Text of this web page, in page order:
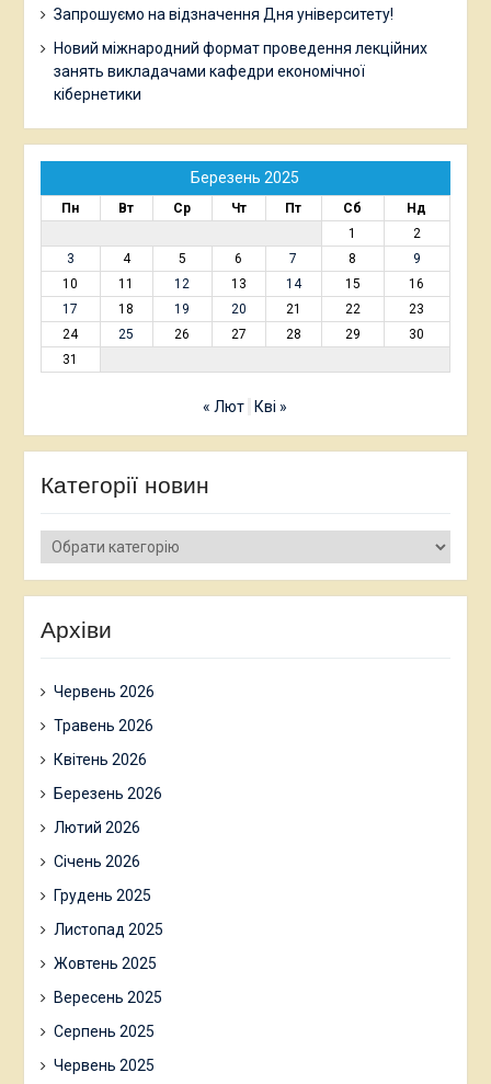
Запрошуємо на відзначення Дня університету!
Новий міжнародний формат проведення лекційних
занять викладачами кафедри економічної
кібернетики
Березень 2025
Пн Вт Ср Чт Пт Сб
Нд
1
2
3
4 5 6 7 8
9
10
11 12 13 14 15
16
17
18 19 20 21 22
23
24
25 26 27 28 29
30
31
« Лют Кві »
Категорії новин
Категорії
новин
Архіви
Червень 2026
Травень 2026
Квітень 2026
Березень 2026
Лютий 2026
Січень 2026
Грудень 2025
Листопад 2025
Жовтень 2025
Вересень 2025
Серпень 2025
Червень 2025